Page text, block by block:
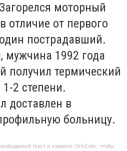
моторный
отличие от первого
пострадавший.
1992 года
получил термический
2 степени.
доставлен в
больницу.
текст и нажмите Ctrl+Enter, чтобы